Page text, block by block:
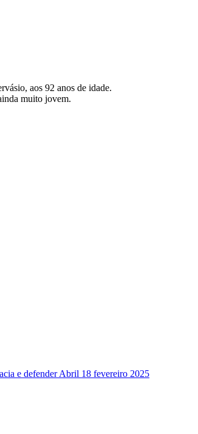
aos 92 anos de idade.
muito jovem.
e defender Abril 18 fevereiro 2025